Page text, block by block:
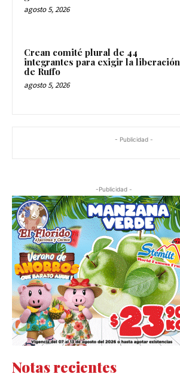
agosto 5, 2026
Crean comité plural de 44
integrantes para exigir la liberación
de Ruffo
agosto 5, 2026
- Publicidad -
-Publicidad -
Notas recientes